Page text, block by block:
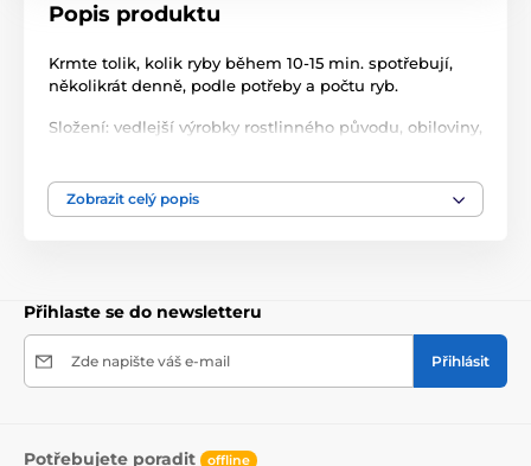
Popis produktu
Krmte tolik, kolik ryby během 10-15 min. spotřebují,
několikrát denně, podle potřeby a počtu ryb.
Složení: vedlejší výrobky rostlinného původu, obiloviny,
barviva, s antioxidantem - doplňkové látky ES.
Zobrazit celý popis
Přihlaste se do newsletteru
Zde napište váš e-mail Přihlásit
Potřebujete poradit offline